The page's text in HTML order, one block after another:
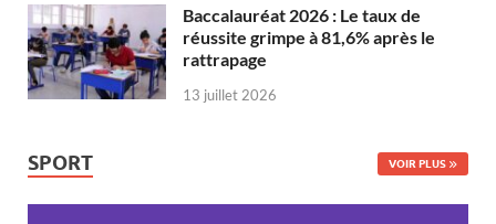
Baccalauréat 2026 : Le taux de
réussite grimpe à 81,6% après le
rattrapage
13 juillet 2026
SPORT VOIR PLUS